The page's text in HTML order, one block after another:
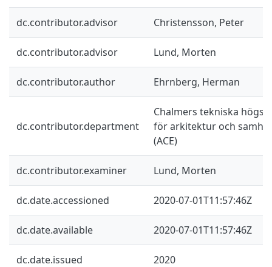
dc.contributor.advisor Christensson, Peter
dc.contributor.advisor Lund, Morten
dc.contributor.author Ehrnberg, Herman
dc.contributor.department
Chalmers tekniska
för arkitektur och
(ACE)
dc.contributor.examiner Lund, Morten
dc.date.accessioned 2020-07-01T11:57:46Z
dc.date.available 2020-07-01T11:57:46Z
dc.date.issued 2020